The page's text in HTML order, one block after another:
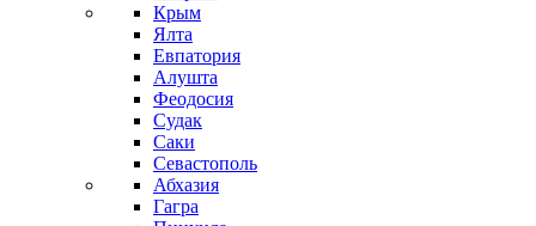
Крым
Ялта
Евпатория
Алушта
Феодосия
Судак
Саки
Севастополь
Абхазия
Гагра